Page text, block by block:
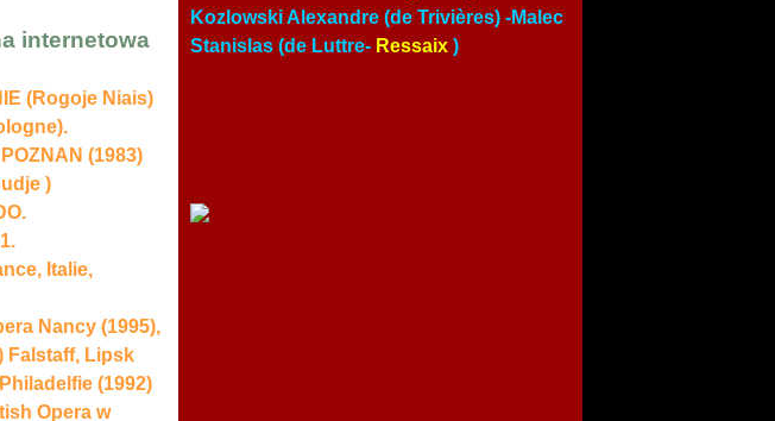
internetowa
(Rogoje Niais)
(1983)
)
Italie,
Nancy (1995),
Falstaff, Lipsk
(1992)
Opera w
Kozlowski Alexandre (de Trivières) -Malec
Stanislas (de Luttre- Ressaix )